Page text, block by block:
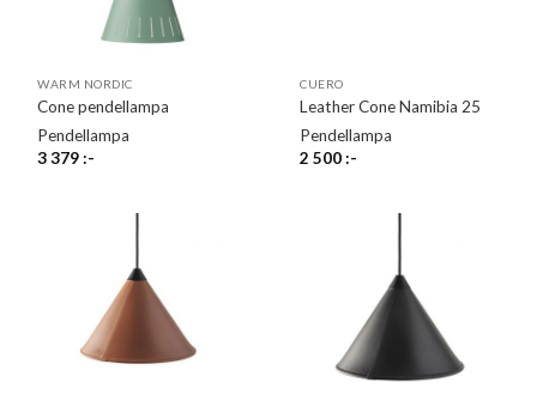
WARM NORDIC
Cone pendellampa
Pendellampa
3 379:-
CUERO
Leather Cone Namibia 25
Pendellampa
2 500:-